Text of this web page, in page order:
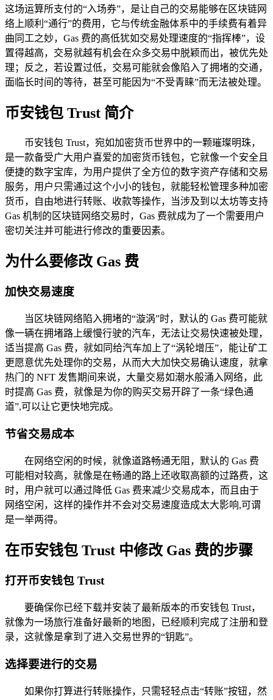
这场运算所支付的“入场券”，是让自己的交易能够在区块链网
络上顺利“通行”的费用，它与传统金融体系中的手续费有着异
曲同工之妙，Gas 费的高低犹如交易处理速度的“指挥棒”，设
置得越高，交易就越有机会在众多交易中脱颖而出，被优先处
理；反之，若设置过低，交易可能就会像陷入了拥堵的交通，
面临长时间的等待，甚至可能因为“不受青睐”而无法被处理。
币安钱包 Trust 简介
币安钱包 Trust，宛如加密货币世界中的一颗璀璨明珠，
是一款备受广大用户喜爱的加密货币钱包，它就像一个安全且
便捷的数字宝库，为用户提供了全方位的数字资产存储和交易
服务，用户只需通过这个小小的钱包，就能轻松管理多种加密
货币，自由地进行转账、收款等操作，当涉及到以太坊等支持
Gas 机制的区块链网络交易时，Gas 费就成为了一个需要用户
密切关注并可能进行修改的重要因素。
为什么要修改 Gas 费
加快交易速度
当区块链网络陷入拥堵的“漩涡”时，默认的 Gas 费可能就
像一辆在拥堵路上缓慢行驶的汽车，无法让交易快速被处理，
适当提高 Gas 费，就如同给汽车加上了“涡轮增压”，能让矿工
更愿意优先处理你的交易，从而大大加快交易确认速度，就拿
热门的 NFT 发售期间来说，大量交易如潮水般涌入网络，此
时提高 Gas 费，就像是为你的购买交易开辟了一条“绿色通
道”,可以让它更快地完成。
节省交易成本
在网络空闲的时候，就像道路畅通无阻，默认的 Gas 费
可能相对较高，就像是在畅通的路上还收取高额的过路费，这
时，用户就可以通过降低 Gas 费来减少交易成本，而且由于
网络空闲，这样的操作并不会对交易速度造成太大影响,可谓
是一举两得。
在币安钱包 Trust 中修改 Gas 费的步骤
打开币安钱包 Trust
要确保你已经下载并安装了最新版本的币安钱包 Trust，
就像为一场旅行准备好最新的地图，已经顺利完成了注册和登
录，这就像是拿到了进入交易世界的“钥匙”。
选择要进行的交易
如果你打算进行转账操作，只需轻轻点击“转账”按钮，然